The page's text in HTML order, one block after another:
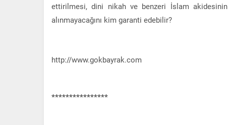
ettirilmesi, dini nikah ve benzeri İslam
alınmayacağını kim garanti edebilir?
http://www.gokbayrak.com
****************